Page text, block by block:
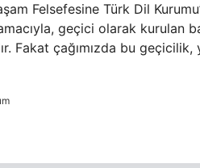
Felsefesine Türk Dil
geçici olarak kurulan
Fakat çağımızda bu geçicilik,